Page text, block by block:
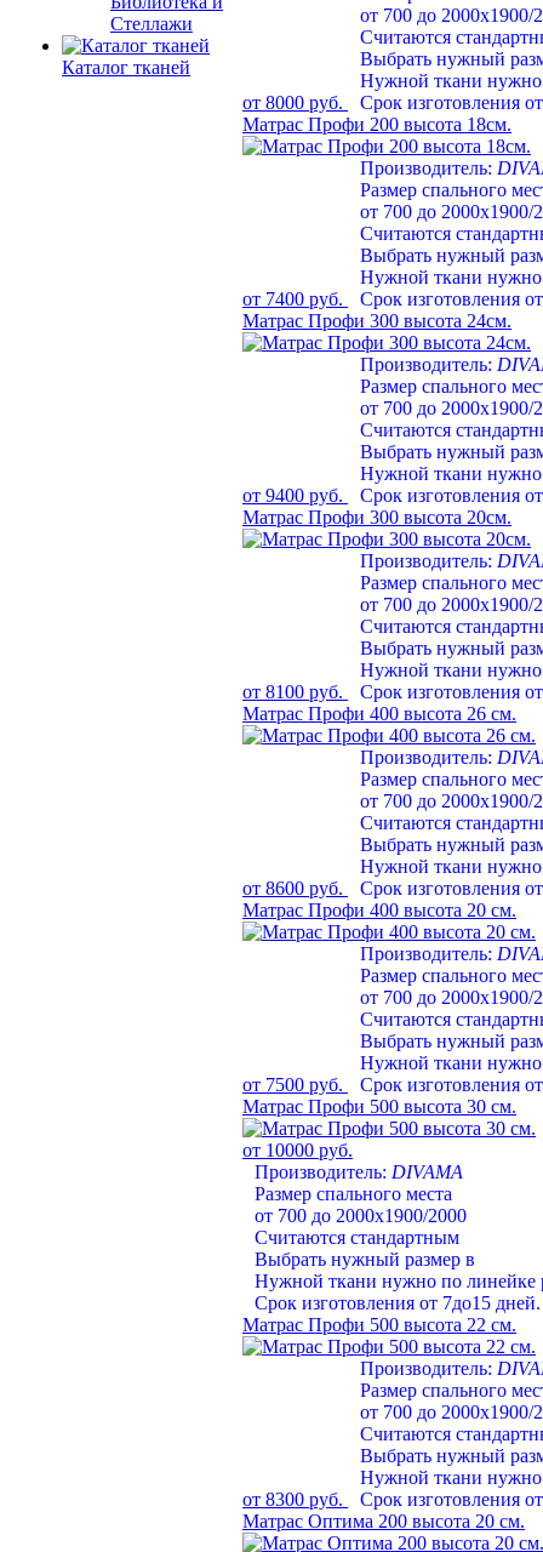
Стеллажи
Каталог тканей
от 8000 руб.
от 700 до 2000х1900/
Считаются
Выбрать нужный
Нужной ткани нужно
Срок изготовления
Матрас Профи 200 высота 18см.
от 7400 руб.
Производитель:
Размер спального
от 700 до 2000х1900/
Считаются
Выбрать нужный
Нужной ткани нужно
Срок изготовления
Матрас Профи 300 высота 24см.
от 9400 руб.
Производитель:
Размер спального
от 700 до 2000х1900/
Считаются
Выбрать нужный
Нужной ткани нужно
Срок изготовления
Матрас Профи 300 высота 20см.
от 8100 руб.
Производитель:
Размер спального
от 700 до 2000х1900/
Считаются
Выбрать нужный
Нужной ткани нужно
Срок изготовления
Матрас Профи 400 высота 26 см.
от 8600 руб.
Производитель:
Размер спального
от 700 до 2000х1900/
Считаются
Выбрать нужный
Нужной ткани нужно
Срок изготовления
Матрас Профи 400 высота 20 см.
от 7500 руб.
Производитель:
Размер спального
от 700 до 2000х1900/
Считаются
Выбрать нужный
Нужной ткани нужно
Срок изготовления
Матрас Профи 500 высота 30 см.
от 10000 руб.
Производитель: DIVAMA
Размер спального места
от 700 до 2000х1900/2000
Считаются стандартным
Выбрать нужный размер в
Нужной ткани нужно по линейке
Срок изготовления от 7до15 дней.
Матрас Профи 500 высота 22 см.
от 8300 руб.
Производитель:
Размер спального
от 700 до 2000х1900/
Считаются
Выбрать нужный
Нужной ткани нужно
Срок изготовления
Матрас Оптима 200 высота 20 см.